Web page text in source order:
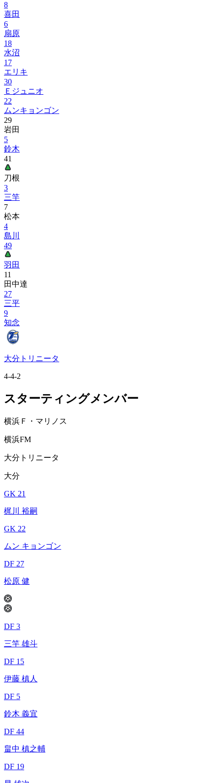
8
喜田
6
扇原
18
水沼
17
エリキ
30
Ｅジュニオ
22
ムンキョンゴン
29
岩田
5
鈴木
41
刀根
3
三竿
7
松本
4
島川
49
羽田
11
田中達
27
三平
9
知念
大分トリニータ
4-4-2
スターティングメンバー
横浜Ｆ・マリノス
横浜FM
大分トリニータ
大分
GK 21
梶川 裕嗣
GK 22
ムン キョンゴン
DF 27
松原 健
DF 3
三竿 雄斗
DF 15
伊藤 槙人
DF 5
鈴木 義宜
DF 44
畠中 槙之輔
DF 19